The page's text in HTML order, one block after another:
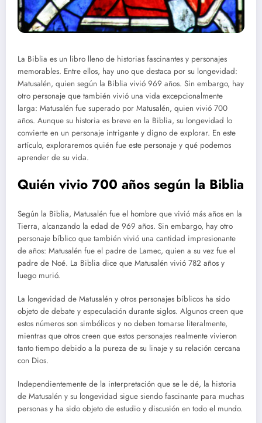
La Biblia es un libro lleno de historias fascinantes y personajes
memorables. Entre ellos, hay uno que destaca por su longevidad:
Matusalén, quien según la Biblia vivió 969 años. Sin embargo, hay
otro personaje que también vivió una vida excepcionalmente
larga: Matusalén fue superado por Matusalén, quien vivió 700
años. Aunque su historia es breve en la Biblia, su longevidad lo
convierte en un personaje intrigante y digno de explorar. En este
artículo, exploraremos quién fue este personaje y qué podemos
aprender de su vida.
Quién vivio 700 años según la Biblia
Según la Biblia, Matusalén fue el hombre que vivió más años en la
Tierra, alcanzando la edad de 969 años. Sin embargo, hay otro
personaje bíblico que también vivió una cantidad impresionante
de años: Matusalén fue el padre de Lamec, quien a su vez fue el
padre de Noé. La Biblia dice que Matusalén vivió 782 años y
luego murió.
La longevidad de Matusalén y otros personajes bíblicos ha sido
objeto de debate y especulación durante siglos. Algunos creen que
estos números son simbólicos y no deben tomarse literalmente,
mientras que otros creen que estos personajes realmente vivieron
tanto tiempo debido a la pureza de su linaje y su relación cercana
con Dios.
Independientemente de la interpretación que se le dé, la historia
de Matusalén y su longevidad sigue siendo fascinante para muchas
personas y ha sido objeto de estudio y discusión en todo el mundo.